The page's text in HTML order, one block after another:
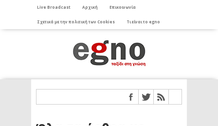
Live Broadcast Αρχική Επικοινωνία
Σχετικά με την πολιτική των Cookies Τι είναι το egno